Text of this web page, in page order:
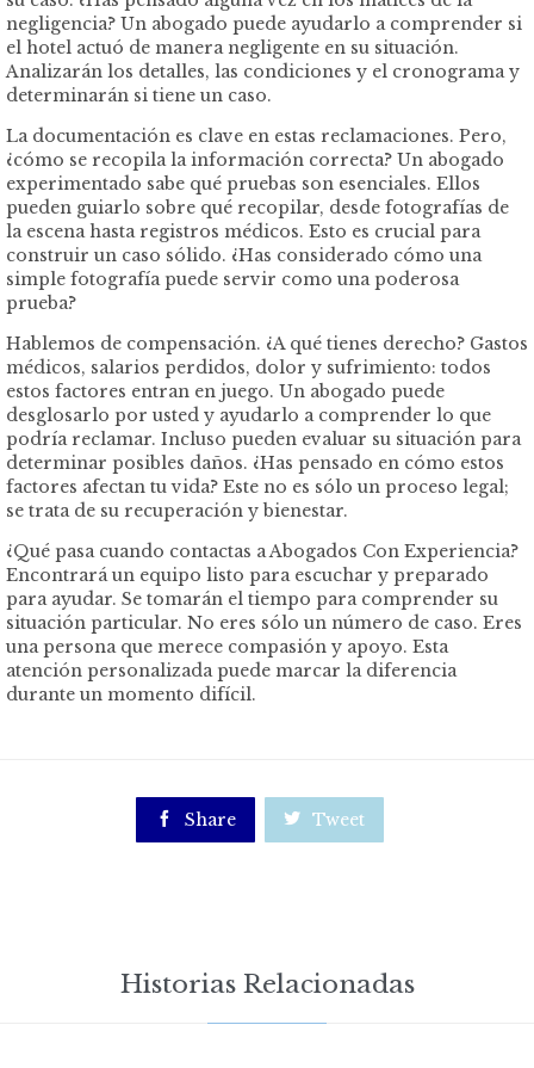
negligencia? Un abogado puede ayudarlo a comprender si
el hotel actuó de manera negligente en su situación.
Analizarán los detalles, las condiciones y el cronograma y
determinarán si tiene un caso.
La documentación es clave en estas reclamaciones. Pero,
¿cómo se recopila la información correcta? Un abogado
experimentado sabe qué pruebas son esenciales. Ellos
pueden guiarlo sobre qué recopilar, desde fotografías de
la escena hasta registros médicos. Esto es crucial para
construir un caso sólido. ¿Has considerado cómo una
simple fotografía puede servir como una poderosa
prueba?
Hablemos de compensación. ¿A qué tienes derecho? Gastos
médicos, salarios perdidos, dolor y sufrimiento: todos
estos factores entran en juego. Un abogado puede
desglosarlo por usted y ayudarlo a comprender lo que
podría reclamar. Incluso pueden evaluar su situación para
determinar posibles daños. ¿Has pensado en cómo estos
factores afectan tu vida? Este no es sólo un proceso legal;
se trata de su recuperación y bienestar.
¿Qué pasa cuando contactas a Abogados Con Experiencia?
Encontrará un equipo listo para escuchar y preparado
para ayudar. Se tomarán el tiempo para comprender su
situación particular. No eres sólo un número de caso. Eres
una persona que merece compasión y apoyo. Esta
atención personalizada puede marcar la diferencia
durante un momento difícil.
 Share  Tweet
Historias Relacionadas